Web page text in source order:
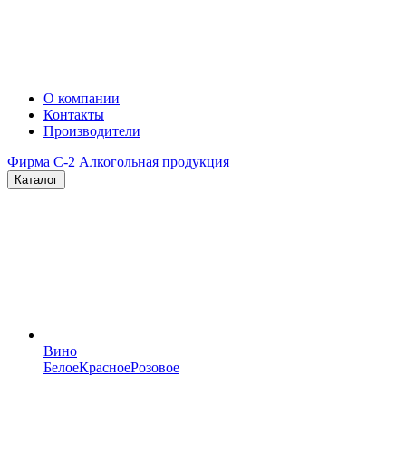
О компании
Контакты
Производители
Фирма C-2 Алкогольная продукция
Каталог
Вино
БелоеКрасноеРозовое